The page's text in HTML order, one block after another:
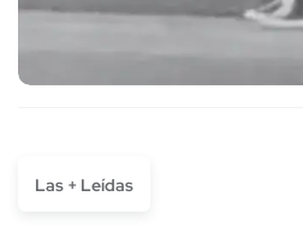
Las + Leídas